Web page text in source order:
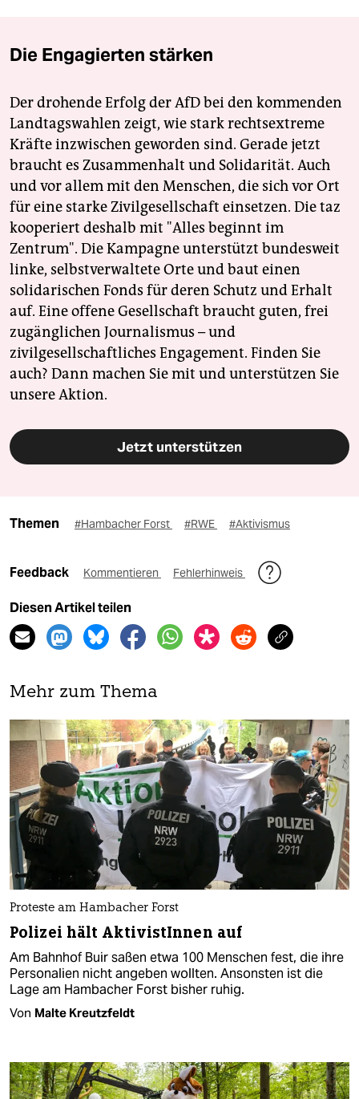
Die Engagierten stärken
Der drohende Erfolg der AfD bei den kommenden
Landtagswahlen zeigt, wie stark rechtsextreme
Kräfte inzwischen geworden sind. Gerade jetzt
braucht es Zusammenhalt und Solidarität. Auch
und vor allem mit den Menschen, die sich vor Ort
für eine starke Zivilgesellschaft einsetzen. Die taz
kooperiert deshalb mit "Alles beginnt im
Zentrum". Die Kampagne unterstützt bundesweit
linke, selbstverwaltete Orte und baut einen
solidarischen Fonds für deren Schutz und Erhalt
auf. Eine offene Gesellschaft braucht guten, frei
zugänglichen Journalismus – und
zivilgesellschaftliches Engagement. Finden Sie
auch? Dann machen Sie mit und unterstützen Sie
unsere Aktion.
Jetzt unterstützen
Themen #Hambacher Forst #RWE #Aktivismus
Feedback Kommentieren Fehlerhinweis
Diesen Artikel teilen
Mehr zum Thema
Proteste am Hambacher Forst
Polizei hält AktivistInnen auf
Am Bahnhof Buir saßen etwa 100 Menschen fest, die ihre
Personalien nicht angeben wollten. Ansonsten ist die
Lage am Hambacher Forst bisher ruhig.
Von Malte Kreutzfeldt